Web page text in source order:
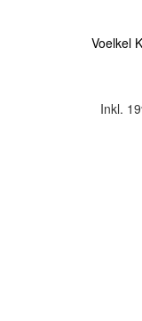
Voelkel
Inkl.